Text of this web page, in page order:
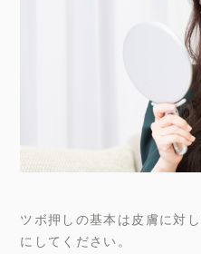
ツボ押しの基本は皮膚に対
にしてください。